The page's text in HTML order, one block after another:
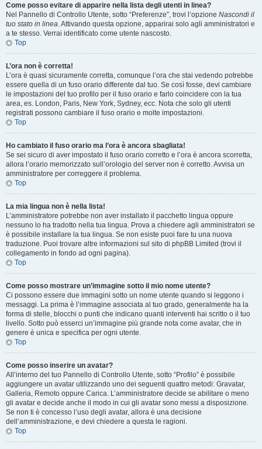
Come posso evitare di apparire nella lista degli utenti in linea?
Nel Pannello di Controllo Utente, sotto “Preferenze”, trovi l’opzione Nascondi il
tuo stato in linea. Attivando questa opzione, apparirai solo agli amministratori e
a te stesso. Verrai identificato come utente nascosto.
Top
L’ora non è corretta!
L’ora è quasi sicuramente corretta, comunque l’ora che stai vedendo potrebbe
essere quella di un fuso orario differente dal tuo. Se così fosse, devi cambiare
le impostazioni del tuo profilo per il fuso orario e farlo coincidere con la tua
area, es. London, Paris, New York, Sydney, ecc. Nota che solo gli utenti
registrati possono cambiare il fuso orario e molte impostazioni.
Top
Ho cambiato il fuso orario ma l’ora è ancora sbagliata!
Se sei sicuro di aver impostato il fuso orario corretto e l’ora è ancora scorretta,
allora l’orario memorizzato sull’orologio del server non è corretto. Avvisa un
amministratore per correggere il problema.
Top
La mia lingua non è nella lista!
L’amministratore potrebbe non aver installato il pacchetto lingua oppure
nessuno lo ha tradotto nella tua lingua. Prova a chiedere agli amministratori se
è possibile installare la tua lingua. Se non esiste puoi fare tu una nuova
traduzione. Puoi trovare altre informazioni sul sito di phpBB Limited (trovi il
collegamento in fondo ad ogni pagina).
Top
Come posso mostrare un’immagine sotto il mio nome utente?
Ci possono essere due immagini sotto un nome utente quando si leggono i
messaggi. La prima è l’immagine associata al tuo grado, generalmente ha la
forma di stelle, blocchi o punti che indicano quanti interventi hai scritto o il tuo
livello. Sotto può esserci un’immagine più grande nota come avatar, che in
genere è unica e specifica per ogni utente.
Top
Come posso inserire un avatar?
All’interno del tuo Pannello di Controllo Utente, sotto “Profilo” è possibile
aggiungere un avatar utilizzando uno dei seguenti quattro metodi: Gravatar,
Galleria, Remoto oppure Carica. L’amministratore decide se abilitare o meno
gli avatar e decide anche il modo in cui gli avatar sono messi a disposizione.
Se non ti è concesso l’uso degli avatar, allora è una decisione
dell’amministrazione, e devi chiedere a questa le ragioni.
Top